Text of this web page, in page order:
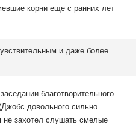
корни еще с ранних лет
и даже более
благотворительного
довольного сильно
не захотел слушать смелые